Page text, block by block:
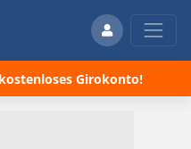
Girokonto!